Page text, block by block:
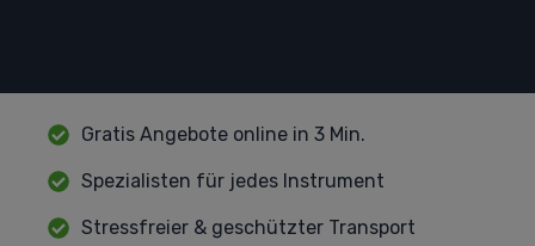
Gratis Angebote online in 3 Min.
Spezialisten für jedes Instrument
Stressfreier & geschützter Transport